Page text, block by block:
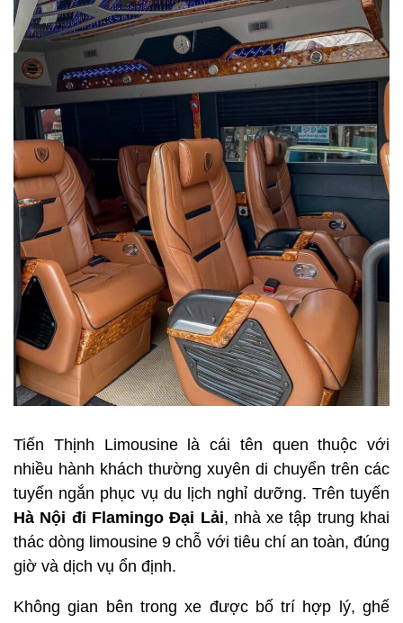
Tiến Thịnh Limousine là cái tên quen thuộc với
nhiều hành khách thường xuyên di chuyển trên các
tuyến ngắn phục vụ du lịch nghỉ dưỡng. Trên tuyến
Hà Nội đi Flamingo Đại Lải, nhà xe tập trung khai
thác dòng limousine 9 chỗ với tiêu chí an toàn, đúng
giờ và dịch vụ ổn định.
Không gian bên trong xe được bố trí hợp lý, ghế